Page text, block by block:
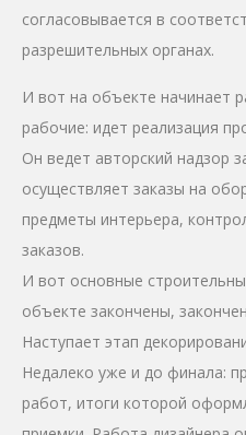
согласовывается в
разрешительных органах.
И вот на объекте начинает
рабочие: идет реализация
Он ведет авторский надзор
осуществляет заказы на
предметы интерьера,
заказов.
И вот основные
объекте закончены,
Наступает этап
Недалеко уже и до финала:
работ, итоги которой